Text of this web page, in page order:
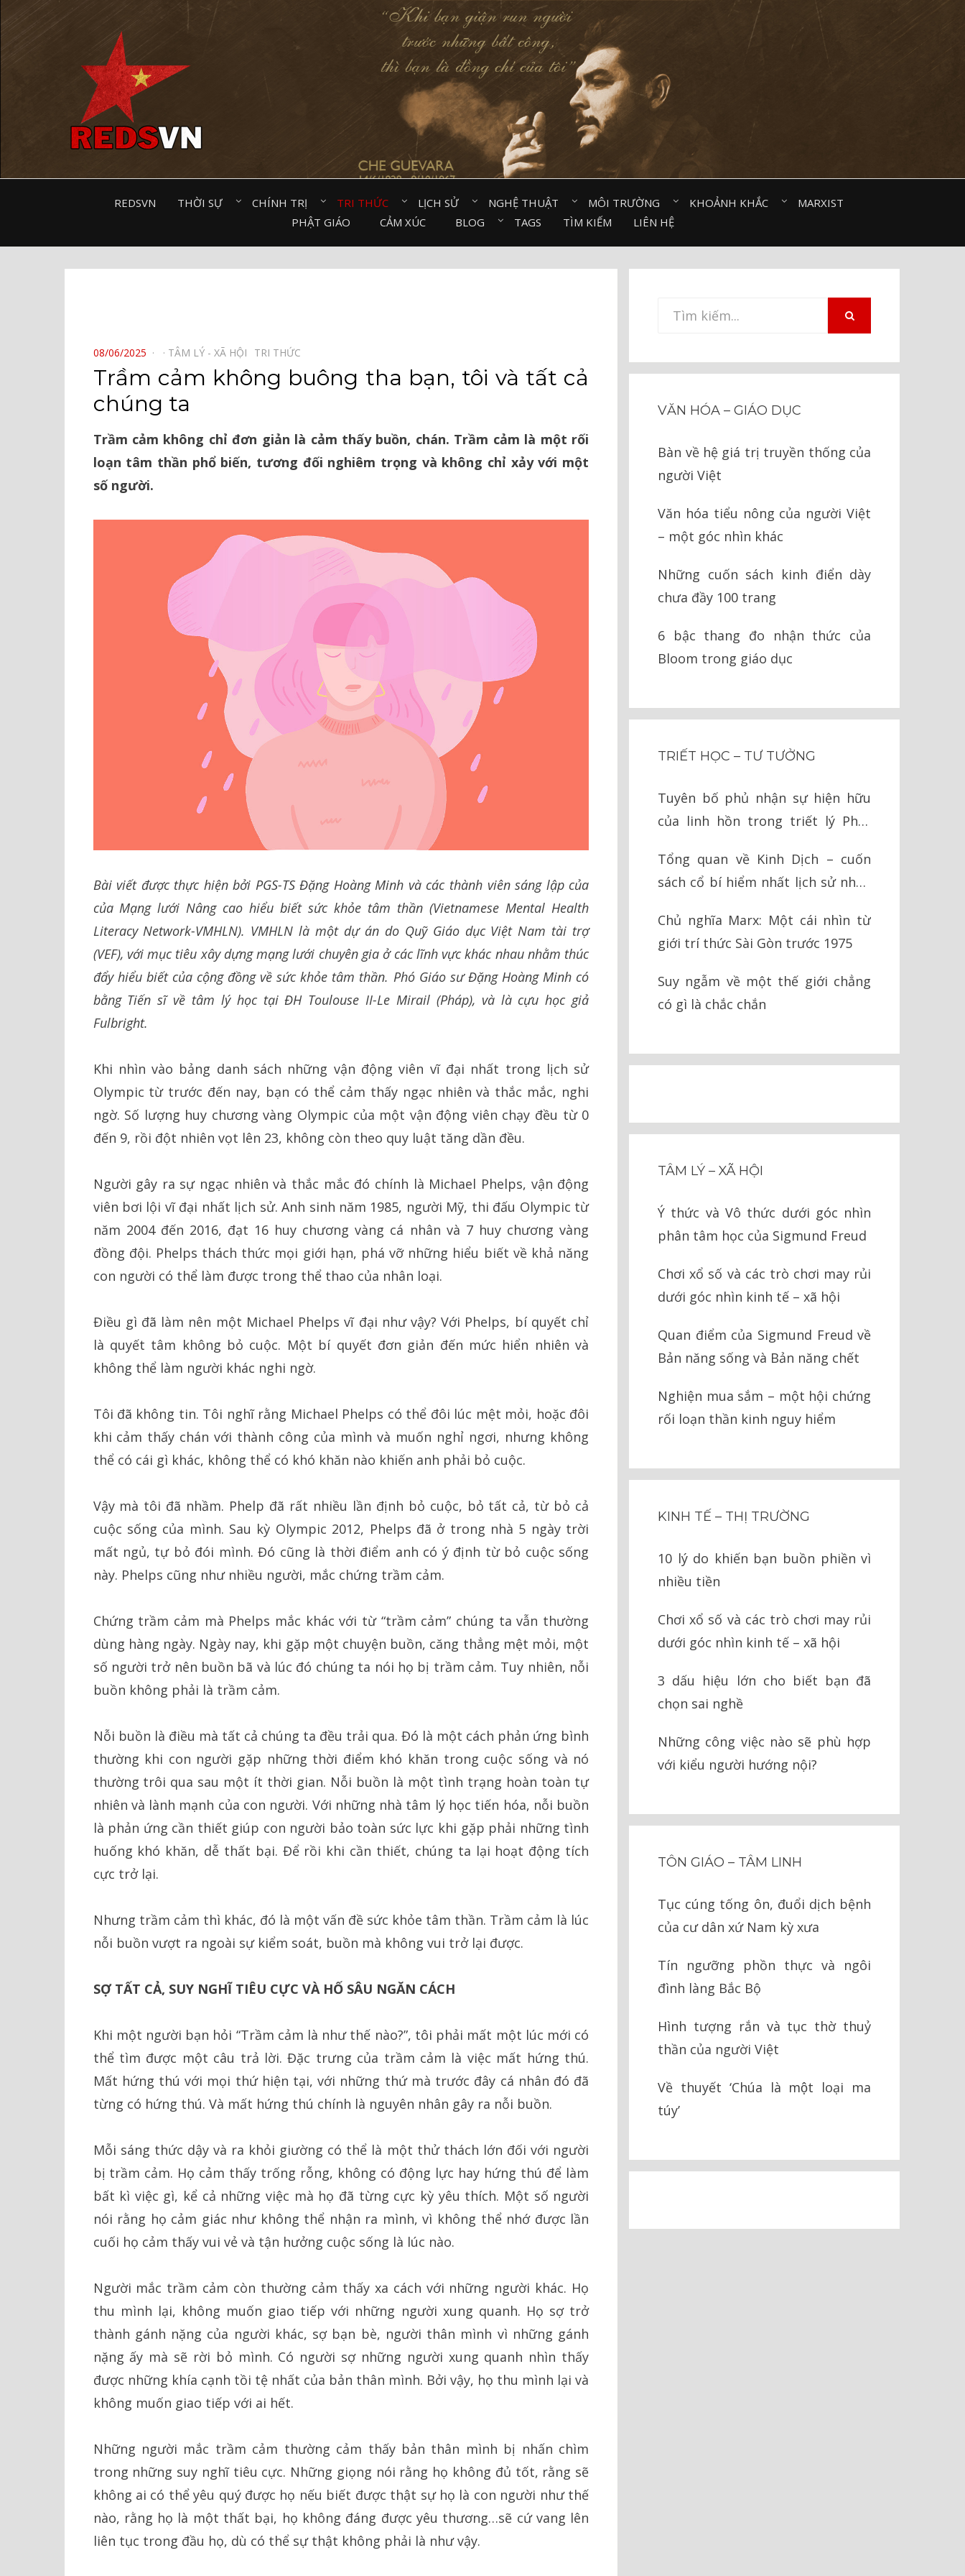
REDSVN THỜI SỰ⠀ CHÍNH TRỊ⠀ TRI THỨC⠀ LỊCH SỬ⠀ NGHỆ THUẬT⠀ MÔI TRƯỜNG⠀ KHOẢNH KHẮC⠀
MARXIST⠀
PHẬT GIÁO⠀
CẢM XÚC⠀ BLOG⠀ TAGS TÌM KIẾM LIÊN HỆ
POSTED
ON
08/06/2025 TÂM LÝ - XÃ HỘI⠀ TRI THỨC⠀
Trầm cảm không buông tha bạn, tôi và tất cả
chúng ta
Trầm cảm không chỉ đơn giản là cảm thấy buồn, chán. Trầm cảm là một rối
loạn tâm thần phổ biến, tương đối nghiêm trọng và không chỉ xảy với một
số người.
Bài viết được thực hiện bởi PGS-TS Đặng Hoàng Minh và các thành viên sáng lập của
của Mạng lưới Nâng cao hiểu biết sức khỏe tâm thần (Vietnamese Mental Health
Literacy Network-VMHLN). VMHLN là một dự án do Quỹ Giáo dục Việt Nam tài trợ
(VEF), với mục tiêu xây dựng mạng lưới chuyên gia ở các lĩnh vực khác nhau nhằm thúc
đẩy hiểu biết của cộng đồng về sức khỏe tâm thần. Phó Giáo sư Đặng Hoàng Minh có
bằng Tiến sĩ về tâm lý học tại ĐH Toulouse II-Le Mirail (Pháp), và là cựu học giả
Fulbright.
Khi nhìn vào bảng danh sách những vận động viên vĩ đại nhất trong lịch sử
Olympic từ trước đến nay, bạn có thể cảm thấy ngạc nhiên và thắc mắc, nghi
ngờ. Số lượng huy chương vàng Olympic của một vận động viên chạy đều từ 0
đến 9, rồi đột nhiên vọt lên 23, không còn theo quy luật tăng dần đều.
Người gây ra sự ngạc nhiên và thắc mắc đó chính là Michael Phelps, vận động
viên bơi lội vĩ đại nhất lịch sử. Anh sinh năm 1985, người Mỹ, thi đấu Olympic từ
năm 2004 đến 2016, đạt 16 huy chương vàng cá nhân và 7 huy chương vàng
đồng đội. Phelps thách thức mọi giới hạn, phá vỡ những hiểu biết về khả năng
con người có thể làm được trong thể thao của nhân loại.
Điều gì đã làm nên một Michael Phelps vĩ đại như vậy? Với Phelps, bí quyết chỉ
là quyết tâm không bỏ cuộc. Một bí quyết đơn giản đến mức hiển nhiên và
không thể làm người khác nghi ngờ.
Tôi đã không tin. Tôi nghĩ rằng Michael Phelps có thể đôi lúc mệt mỏi, hoặc đôi
khi cảm thấy chán với thành công của mình và muốn nghỉ ngơi, nhưng không
thể có cái gì khác, không thể có khó khăn nào khiến anh phải bỏ cuộc.
Vậy mà tôi đã nhầm. Phelp đã rất nhiều lần định bỏ cuộc, bỏ tất cả, từ bỏ cả
cuộc sống của mình. Sau kỳ Olympic 2012, Phelps đã ở trong nhà 5 ngày trời
mất ngủ, tự bỏ đói mình. Đó cũng là thời điểm anh có ý định từ bỏ cuộc sống
này. Phelps cũng như nhiều người, mắc chứng trầm cảm.
Chứng trầm cảm mà Phelps mắc khác với từ “trầm cảm” chúng ta vẫn thường
dùng hàng ngày. Ngày nay, khi gặp một chuyện buồn, căng thẳng mệt mỏi, một
số người trở nên buồn bã và lúc đó chúng ta nói họ bị trầm cảm. Tuy nhiên, nỗi
buồn không phải là trầm cảm.
Nỗi buồn là điều mà tất cả chúng ta đều trải qua. Đó là một cách phản ứng bình
thường khi con người gặp những thời điểm khó khăn trong cuộc sống và nó
thường trôi qua sau một ít thời gian. Nỗi buồn là một tình trạng hoàn toàn tự
nhiên và lành mạnh của con người. Với những nhà tâm lý học tiến hóa, nỗi buồn
là phản ứng cần thiết giúp con người bảo toàn sức lực khi gặp phải những tình
huống khó khăn, dễ thất bại. Để rồi khi cần thiết, chúng ta lại hoạt động tích
cực trở lại.
Nhưng trầm cảm thì khác, đó là một vấn đề sức khỏe tâm thần. Trầm cảm là lúc
nỗi buồn vượt ra ngoài sự kiểm soát, buồn mà không vui trở lại được.
SỢ TẤT CẢ, SUY NGHĨ TIÊU CỰC VÀ HỐ SÂU NGĂN CÁCH
Khi một người bạn hỏi “Trầm cảm là như thế nào?”, tôi phải mất một lúc mới có
thể tìm được một câu trả lời. Đặc trưng của trầm cảm là việc mất hứng thú.
Mất hứng thú với mọi thứ hiện tại, với những thứ mà trước đây cá nhân đó đã
từng có hứng thú. Và mất hứng thú chính là nguyên nhân gây ra nỗi buồn.
Mỗi sáng thức dậy và ra khỏi giường có thể là một thử thách lớn đối với người
bị trầm cảm. Họ cảm thấy trống rỗng, không có động lực hay hứng thú để làm
bất kì việc gì, kể cả những việc mà họ đã từng cực kỳ yêu thích. Một số người
nói rằng họ cảm giác như không thể nhận ra mình, vì không thể nhớ được lần
cuối họ cảm thấy vui vẻ và tận hưởng cuộc sống là lúc nào.
Người mắc trầm cảm còn thường cảm thấy xa cách với những người khác. Họ
thu mình lại, không muốn giao tiếp với những người xung quanh. Họ sợ trở
thành gánh nặng của người khác, sợ bạn bè, người thân mình vì những gánh
nặng ấy mà sẽ rời bỏ mình. Có người sợ những người xung quanh nhìn thấy
được những khía cạnh tồi tệ nhất của bản thân mình. Bởi vậy, họ thu mình lại và
không muốn giao tiếp với ai hết.
Những người mắc trầm cảm thường cảm thấy bản thân mình bị nhấn chìm
trong những suy nghĩ tiêu cực. Những giọng nói rằng họ không đủ tốt, rằng sẽ
không ai có thể yêu quý được họ nếu biết được thật sự họ là con người như thế
nào, rằng họ là một thất bại, họ không đáng được yêu thương…sẽ cứ vang lên
liên tục trong đầu họ, dù có thể sự thật không phải là như vậy.
Tìm
VĂN HÓA – GIÁO DỤC
Bàn về hệ giá trị truyền thống của
người Việt
Văn hóa tiểu nông của người Việt
– một góc nhìn khác
Những cuốn sách kinh điển dày
chưa đầy 100 trang
6 bậc thang đo nhận thức của
Bloom trong giáo dục
TRIẾT HỌC – TƯ TƯỞNG
Tuyên bố phủ nhận sự hiện hữu
của linh hồn trong triết lý Phật
Tổng quan về Kinh Dịch – cuốn
sách cổ bí hiểm nhất lịch sử nhân
Chủ nghĩa Marx: Một cái nhìn từ
giới trí thức Sài Gòn trước 1975
Suy ngẫm về một thế giới chẳng
có gì là chắc chắn
TÂM LÝ – XÃ HỘI
Ý thức và Vô thức dưới góc nhìn
phân tâm học của Sigmund Freud
Chơi xổ số và các trò chơi may rủi
dưới góc nhìn kinh tế – xã hội
Quan điểm của Sigmund Freud về
Bản năng sống và Bản năng chết
Nghiện mua sắm – một hội chứng
rối loạn thần kinh nguy hiểm
KINH TẾ – THỊ TRƯỜNG
10 lý do khiến bạn buồn phiền vì
nhiều tiền
Chơi xổ số và các trò chơi may rủi
dưới góc nhìn kinh tế – xã hội
3 dấu hiệu lớn cho biết bạn đã
chọn sai nghề
Những công việc nào sẽ phù hợp
với kiểu người hướng nội?
TÔN GIÁO – TÂM LINH
Tục cúng tống ôn, đuổi dịch bệnh
của cư dân xứ Nam kỳ xưa
Tín ngưỡng phồn thực và ngôi
đình làng Bắc Bộ
Hình tượng rắn và tục thờ thuỷ
thần của người Việt
Về thuyết ‘Chúa là một loại ma
túy’